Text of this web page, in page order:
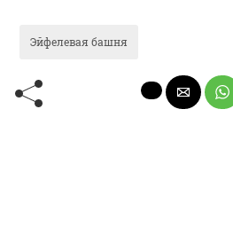
Эйфелевая башня